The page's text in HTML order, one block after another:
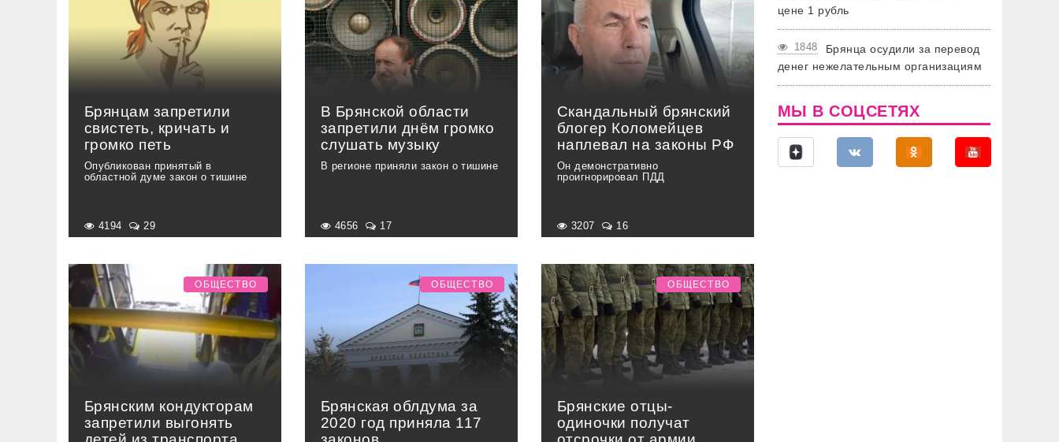
Брянцам запретили
свистеть, кричать и
громко петь
Опубликован принятый в
областной думе закон о тишине
4194 29
В Брянской области
запретили днём громко
слушать музыку
В регионе приняли закон о тишине
4656 17
Скандальный брянский
блогер Коломейцев
наплевал на законы РФ
Он демонстративно
проигнорировал ПДД
3207 16
Брянским кондукторам
запретили выгонять
ОБЩЕСТВО
Брянская облдума за
2020 год приняла 117
ОБЩЕСТВО
Брянские отцы-
одиночки получат
ОБЩЕСТВО
цене 1 рубль
1848
Брянца осудили за перевод
денег нежелательным организациям
МЫ В СОЦСЕТЯХ